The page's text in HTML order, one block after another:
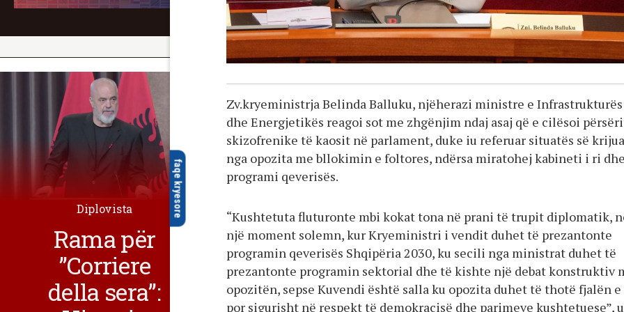
faqe kryesore
Zv.kryeministrja Belinda Balluku, njëherazi ministre e Infrastrukturës
dhe Energjetikës reagoi sot me zhgënjim ndaj asaj që e cilësoi
skizofrenike të kaosit në parlament, duke iu referuar situatës së
nga opozita me bllokimin e foltores, ndërsa miratohej kabineti i ri
programi qeverisës.
“Kushtetuta fluturonte mbi kokat tona në prani të trupit diplomatik,
një moment solemn, kur Kryeministri i vendit duhet të prezantonte
programin qeverisës Shqipëria 2030, ku secili nga ministrat duhet të
prezantonte programin sektorial dhe të kishte një debat konstruktiv
opozitën, sepse Kuvendi është salla ku opozita duhet të thotë fjalën e
por sigurisht në respekt të demokracisë dhe parimeve kushtetuese”, u
Diplovista
Rama për
”Corriere
della sera”: